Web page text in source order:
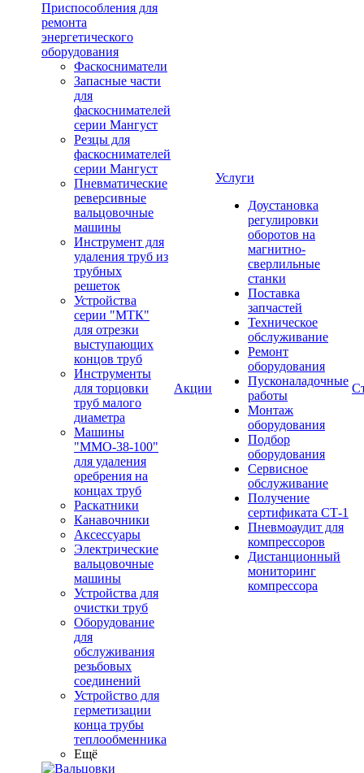
Приспособления для
ремонта
энергетического
оборудования
Фаскосниматели
Запасные части
для
фаскоснимателей
серии Мангуст
Резцы для
фаскоснимателей
серии Мангуст
Пневматические
реверсивные
вальцовочные
машины
Инструмент для
удаления труб из
трубных
решеток
Устройства
серии "МТК"
для отрезки
выступающих
концов труб
Инструменты
для торцовки
труб малого
диаметра
Машины
"ММО-38-100"
для удаления
оребрения на
концах труб
Раскатники
Канавочники
Аксессуары
Электрические
вальцовочные
машины
Устройства для
очистки труб
Оборудование
для
обслуживания
резьбовых
соединений
Устройство для
герметизации
конца трубы
теплообменника
Ещё
Акции
Услуги
Доустановка
регулировки
оборотов на
магнитно-
сверлильные
станки
Поставка
запчастей
Техническое
обслуживание
Ремонт
оборудования
Пусконаладочные
работы
Монтаж
оборудования
Подбор
оборудования
Сервисное
обслуживание
Получение
сертификата СТ-1
Пневмоаудит для
компрессоров
Дистанционный
мониторинг
компрессора